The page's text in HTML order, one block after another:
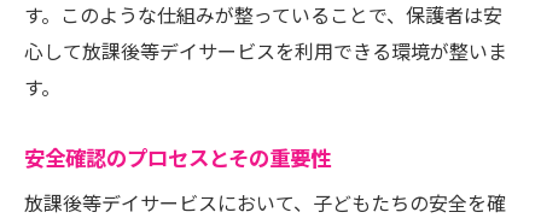
す。このような仕組みが整っていることで、保護者は安
心して放課後等デイサービスを利用できる環境が整いま
す。
安全確認のプロセスとその重要性
放課後等デイサービスにおいて、子どもたちの安全を確